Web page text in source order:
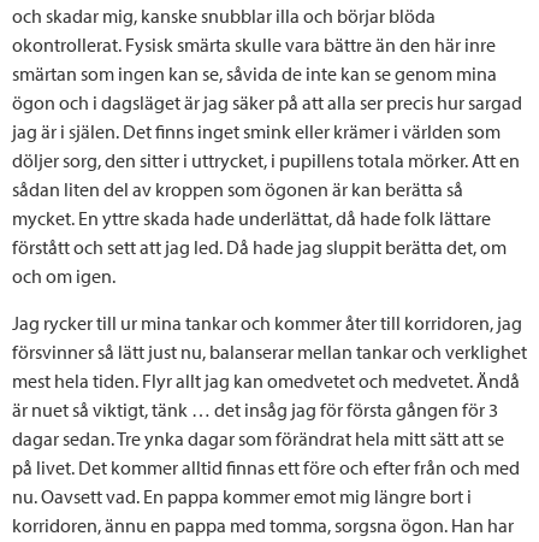
och skadar mig, kanske snubblar illa och börjar blöda
okontrollerat. Fysisk smärta skulle vara bättre än den här inre
smärtan som ingen kan se, såvida de inte kan se genom mina
ögon och i dagsläget är jag säker på att alla ser precis hur sargad
jag är i själen. Det finns inget smink eller krämer i världen som
döljer sorg, den sitter i uttrycket, i pupillens totala mörker. Att en
sådan liten del av kroppen som ögonen är kan berätta så
mycket. En yttre skada hade underlättat, då hade folk lättare
förstått och sett att jag led. Då hade jag sluppit berätta det, om
och om igen.
Jag rycker till ur mina tankar och kommer åter till korridoren, jag
försvinner så lätt just nu, balanserar mellan tankar och verklighet
mest hela tiden. Flyr allt jag kan omedvetet och medvetet. Ändå
är nuet så viktigt, tänk … det insåg jag för första gången för 3
dagar sedan. Tre ynka dagar som förändrat hela mitt sätt att se
på livet. Det kommer alltid finnas ett före och efter från och med
nu. Oavsett vad. En pappa kommer emot mig längre bort i
korridoren, ännu en pappa med tomma, sorgsna ögon. Han har